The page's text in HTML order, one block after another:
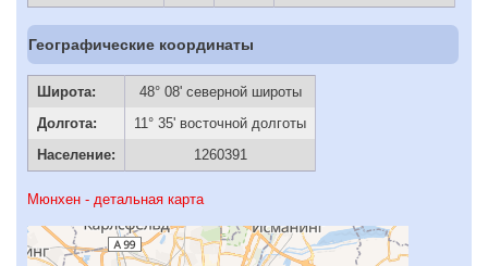
Географические координаты
Широта:
48° 08' северной широты
Долгота:
11° 35' восточной долготы
Население:
1260391
Мюнхен - детальная карта